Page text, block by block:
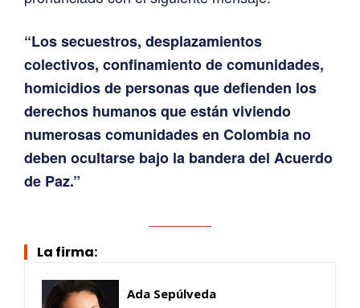
“Los secuestros, desplazamientos
colectivos, confinamiento de comunidades,
homicidios de personas que defienden los
derechos humanos que están viviendo
numerosas comunidades en Colombia no
deben ocultarse bajo la bandera del Acuerdo
de Paz.”
La firma:
Ada Sepúlveda